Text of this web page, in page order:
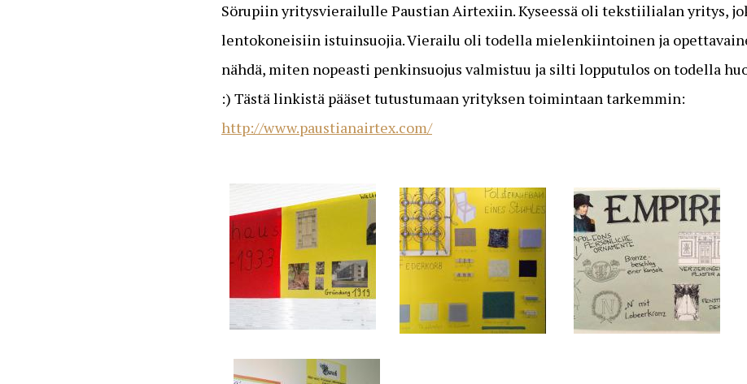
Sörupiin yritysvierailulle Paustian Airtexiin. Kyseessä oli tekstiilialan yritys,
lentokoneisiin istuinsuojia. Vierailu oli todella mielenkiintoinen ja
nähdä, miten nopeasti penkinsuojus valmistuu ja silti lopputulos on todella
:) Tästä linkistä pääset tutustumaan yrityksen toimintaan tarkemmin:
http://www.paustianairtex.com/